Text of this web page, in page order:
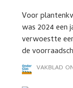
Voor
was 2024 een
verwoestte
de
VAKBLAD